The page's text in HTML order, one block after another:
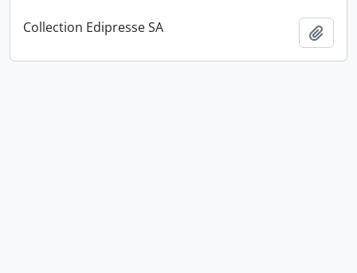
Collection Edipresse SA